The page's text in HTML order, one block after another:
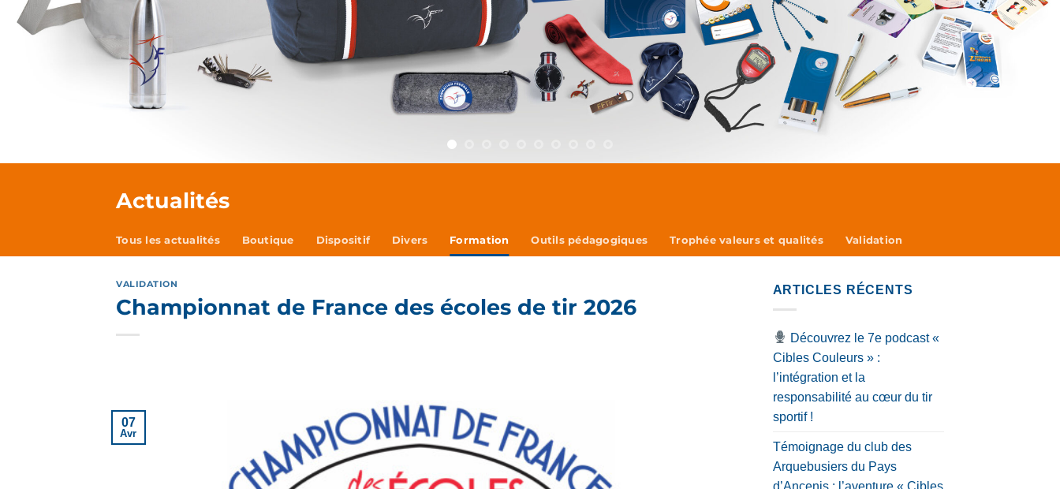
Actualités
Tous les actualités Boutique Dispositif Divers Formation Outils pédagogiques Trophée valeurs et qualités Validation
VALIDATION
Championnat de France des écoles de tir 2026
07
Avr
ARTICLES RÉCENTS
Découvrez le 7e podcast «
Cibles Couleurs » :
l’intégration et la
responsabilité au cœur du tir
sportif !
Témoignage du club des
Arquebusiers du Pays
d’Ancenis : l’aventure « Cibles